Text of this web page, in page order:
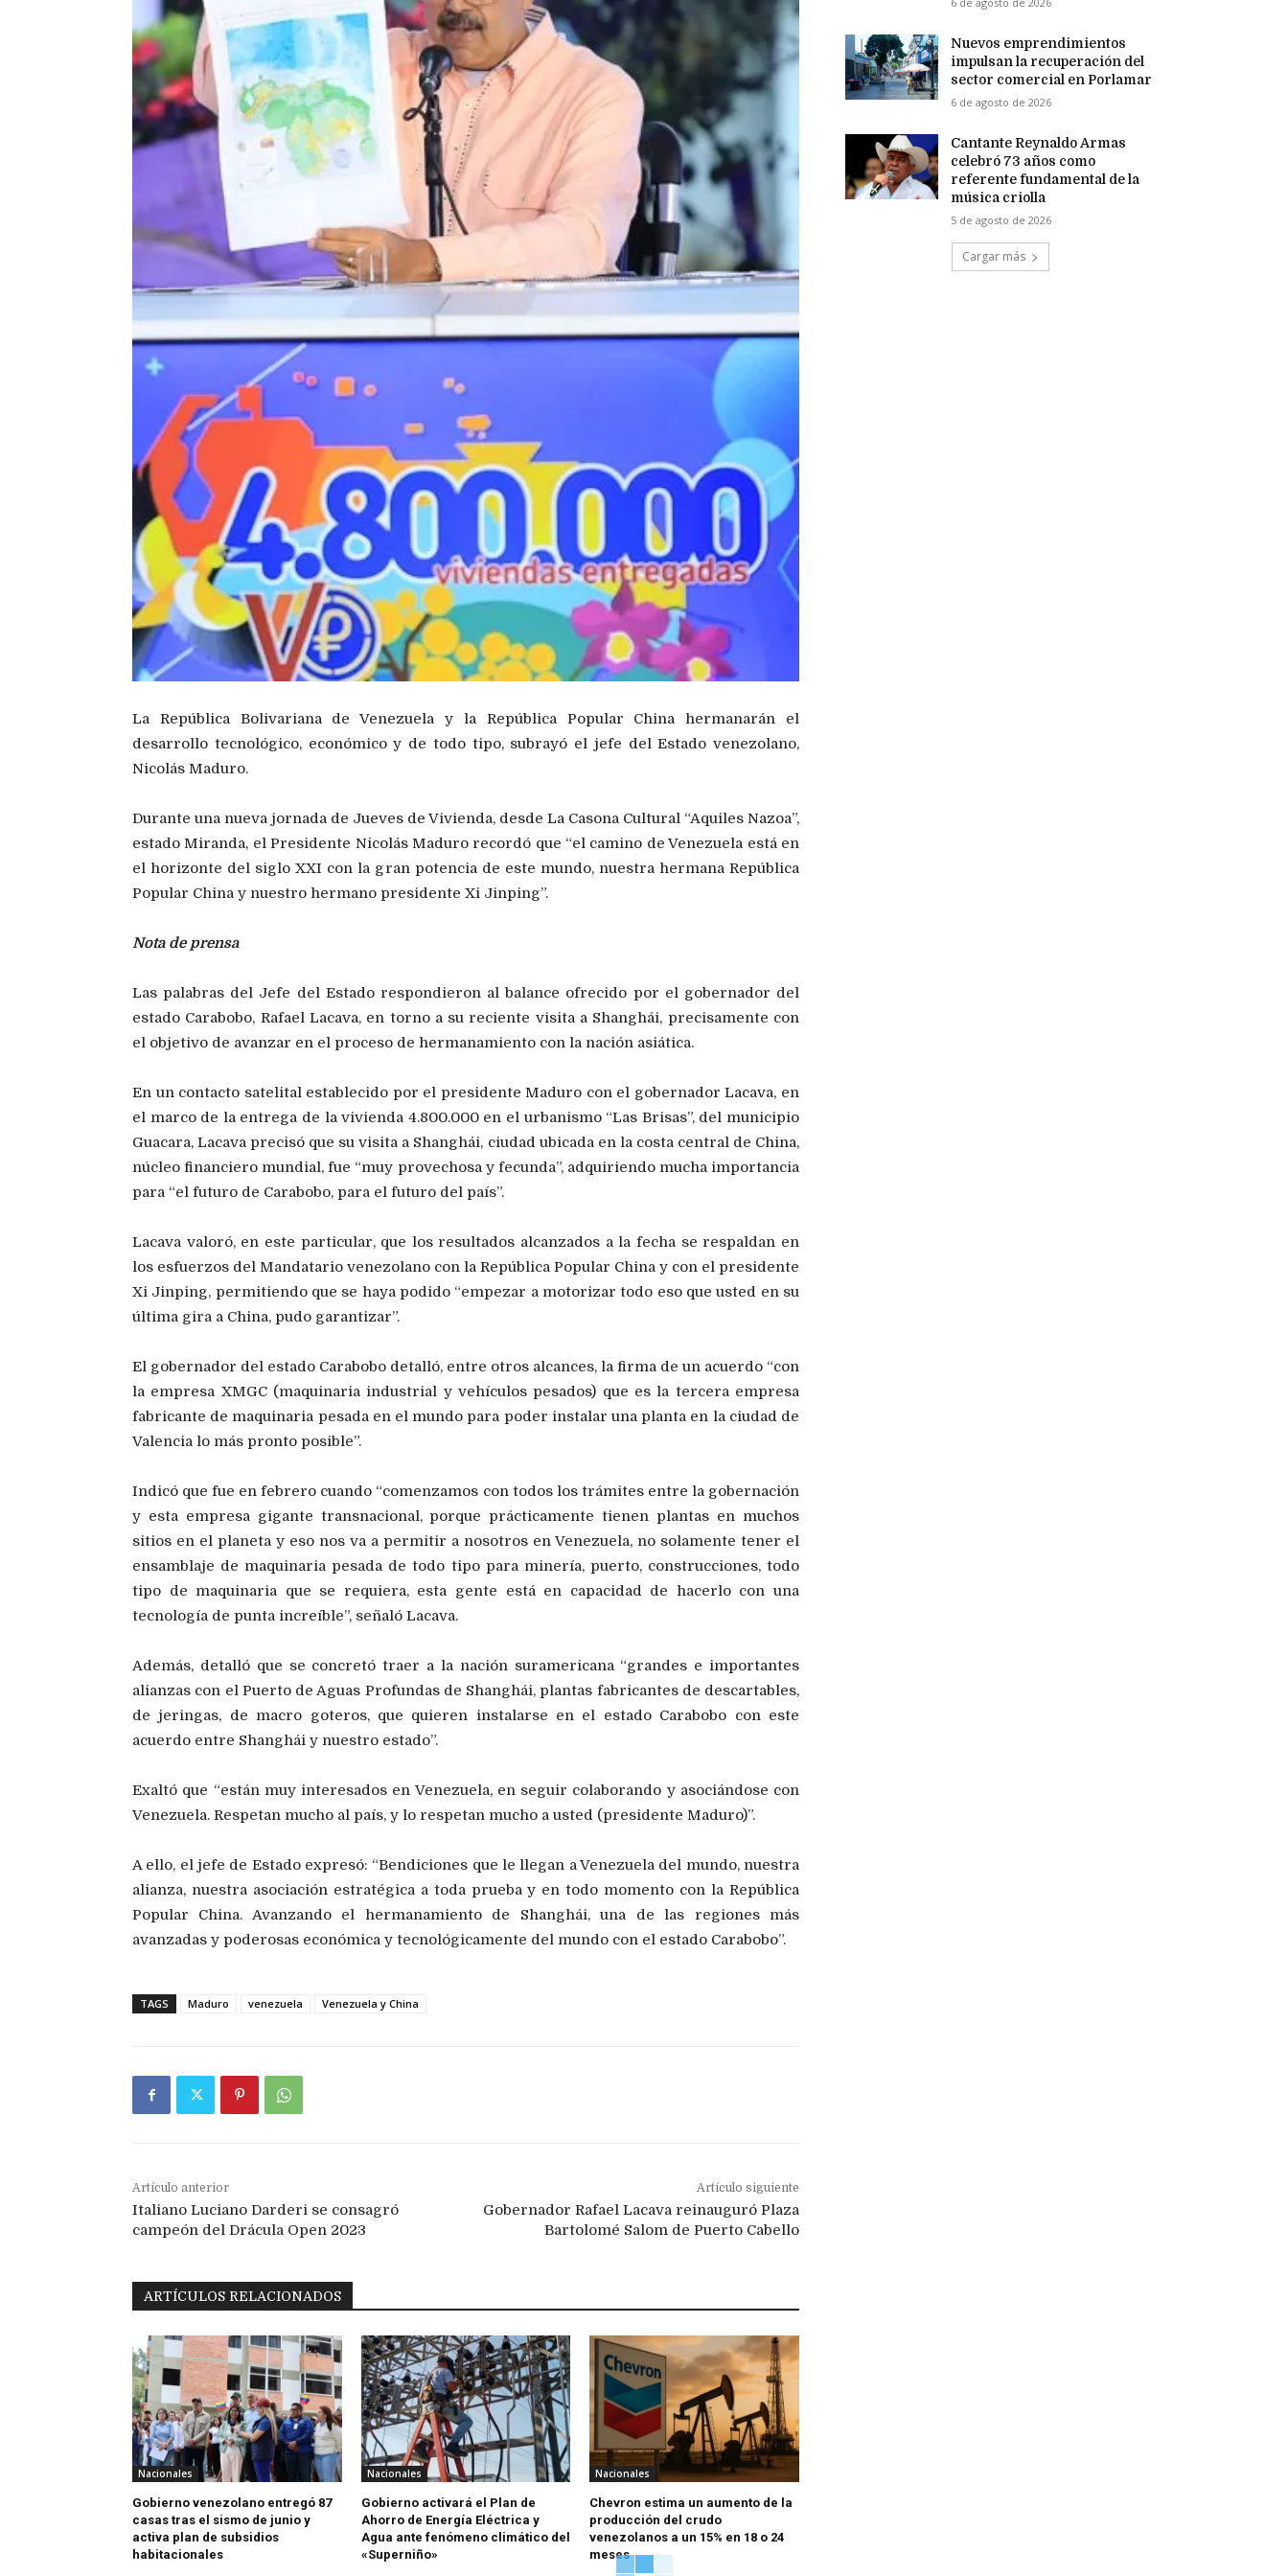
La República Bolivariana de Venezuela y la República Popular China hermanarán el
desarrollo tecnológico, económico y de todo tipo, subrayó el jefe del Estado venezolano,
Nicolás Maduro.
Durante una nueva jornada de Jueves de Vivienda, desde La Casona Cultural “Aquiles Nazoa”,
estado Miranda, el Presidente Nicolás Maduro recordó que “el camino de Venezuela está en
el horizonte del siglo XXI con la gran potencia de este mundo, nuestra hermana República
Popular China y nuestro hermano presidente Xi Jinping”.
Nota de prensa
Las palabras del Jefe del Estado respondieron al balance ofrecido por el gobernador del
estado Carabobo, Rafael Lacava, en torno a su reciente visita a Shanghái, precisamente con
el objetivo de avanzar en el proceso de hermanamiento con la nación asiática.
En un contacto satelital establecido por el presidente Maduro con el gobernador Lacava, en
el marco de la entrega de la vivienda 4.800.000 en el urbanismo “Las Brisas”, del municipio
Guacara, Lacava precisó que su visita a Shanghái, ciudad ubicada en la costa central de China,
núcleo financiero mundial, fue “muy provechosa y fecunda”, adquiriendo mucha importancia
para “el futuro de Carabobo, para el futuro del país”.
Lacava valoró, en este particular, que los resultados alcanzados a la fecha se respaldan en
los esfuerzos del Mandatario venezolano con la República Popular China y con el presidente
Xi Jinping, permitiendo que se haya podido “empezar a motorizar todo eso que usted en su
última gira a China, pudo garantizar”.
El gobernador del estado Carabobo detalló, entre otros alcances, la firma de un acuerdo “con
la empresa XMGC (maquinaria industrial y vehículos pesados) que es la tercera empresa
fabricante de maquinaria pesada en el mundo para poder instalar una planta en la ciudad de
Valencia lo más pronto posible”.
Indicó que fue en febrero cuando “comenzamos con todos los trámites entre la gobernación
y esta empresa gigante transnacional, porque prácticamente tienen plantas en muchos
sitios en el planeta y eso nos va a permitir a nosotros en Venezuela, no solamente tener el
ensamblaje de maquinaria pesada de todo tipo para minería, puerto, construcciones, todo
tipo de maquinaria que se requiera, esta gente está en capacidad de hacerlo con una
tecnología de punta increíble”, señaló Lacava.
Además, detalló que se concretó traer a la nación suramericana “grandes e importantes
alianzas con el Puerto de Aguas Profundas de Shanghái, plantas fabricantes de descartables,
de jeringas, de macro goteros, que quieren instalarse en el estado Carabobo con este
acuerdo entre Shanghái y nuestro estado”.
Exaltó que “están muy interesados en Venezuela, en seguir colaborando y asociándose con
Venezuela. Respetan mucho al país, y lo respetan mucho a usted (presidente Maduro)”.
A ello, el jefe de Estado expresó: “Bendiciones que le llegan a Venezuela del mundo, nuestra
alianza, nuestra asociación estratégica a toda prueba y en todo momento con la República
Popular China. Avanzando el hermanamiento de Shanghái, una de las regiones más
avanzadas y poderosas económica y tecnológicamente del mundo con el estado Carabobo”.
TAGS Maduro venezuela Venezuela y China
Artículo anterior
Italiano Luciano Darderi se consagró
campeón del Drácula Open 2023
Artículo siguiente
Gobernador Rafael Lacava reinauguró Plaza
Bartolomé Salom de Puerto Cabello
ARTÍCULOS RELACIONADOS
Nacionales
Gobierno venezolano entregó 87
casas tras el sismo de junio y
activa plan de subsidios
habitacionales
Nacionales
Gobierno activará el Plan de
Ahorro de Energía Eléctrica y
Agua ante fenómeno climático del
«Superniño»
Nacionales
Chevron estima un aumento de la
producción del crudo
venezolanos a un 15% en 18 o 24
meses
Nuevos emprendimientos
impulsan la recuperación del
sector comercial en Porlamar
6 de agosto de 2026
Cantante Reynaldo Armas
celebró 73 años como
referente fundamental de la
música criolla
5 de agosto de 2026
Cargar más